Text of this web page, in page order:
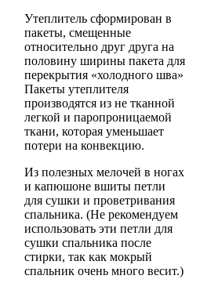
Утеплитель сформирован в
пакеты, смещенные
относительно друг друга на
половину ширины пакета для
перекрытия «холодного шва»
Пакеты утеплителя
производятся из не тканной
легкой и паропроницаемой
ткани, которая уменьшает
потери на конвекцию.
Из полезных мелочей в ногах
и капюшоне вшиты петли
для сушки и проветривания
спальника. (Не рекомендуем
использовать эти петли для
сушки спальника после
стирки, так как мокрый
спальник очень много весит.)